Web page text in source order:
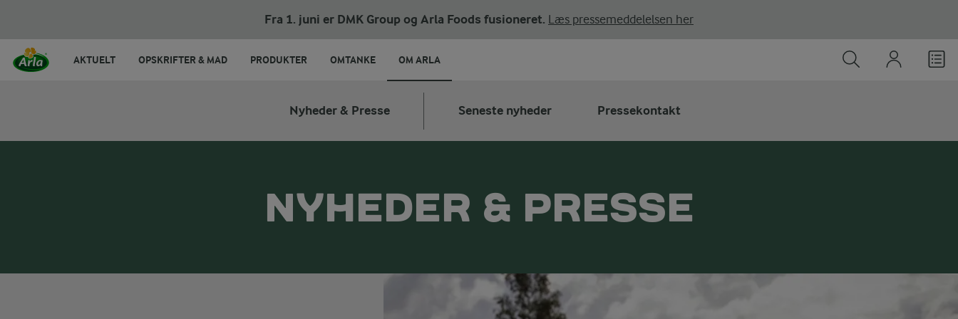
Fra 1. juni er DMK Group og Arla Foods fusioneret. Læs pressemeddelelsen her
AKTUELT OPSKRIFTER & MAD PRODUKTER OMTANKE OM ARLA
Nyheder & Presse Seneste nyheder Pressekontakt
NYHEDER & PRESSE